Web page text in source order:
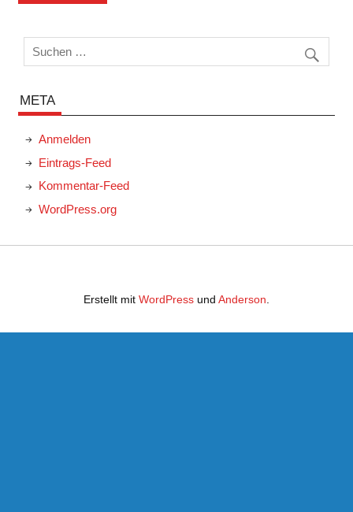
META
Anmelden
Eintrags-Feed
Kommentar-Feed
WordPress.org
Erstellt mit WordPress und Anderson.